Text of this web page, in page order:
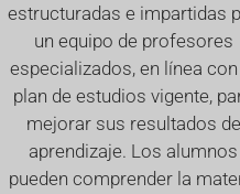
estructuradas e impartidas
un equipo de profesores
especializados, en línea
plan de estudios vigente,
mejorar sus resultados de
aprendizaje. Los alumnos
pueden comprender la